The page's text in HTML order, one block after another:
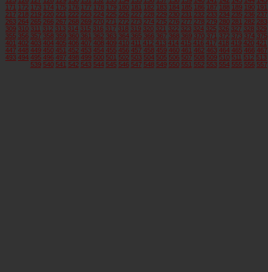
171 172 173 174 175 176 177 178 179 180 181 182 183 184 185 186 187 188 189 190 191
217 218 219 220 221 222 223 224 225 226 227 228 229 230 231 232 233 234 235 236 237
263 264 265 266 267 268 269 270 271 272 273 274 275 276 277 278 279 280 281 282 283
309 310 311 312 313 314 315 316 317 318 319 320 321 322 323 324 325 326 327 328 329
355 356 357 358 359 360 361 362 363 364 365 366 367 368 369 370 371 372 373 374 375
401 402 403 404 405 406 407 408 409 410 411 412 413 414 415 416 417 418 419 420 421
447 448 449 450 451 452 453 454 455 456 457 458 459 460 461 462 463 464 465 466 467
493 494 495 496 497 498 499 500 501 502 503 504 505 506 507 508 509 510 511 512 513
539 540 541 542 543 544 545 546 547 548 549 550 551 552 553 554 555 556 557